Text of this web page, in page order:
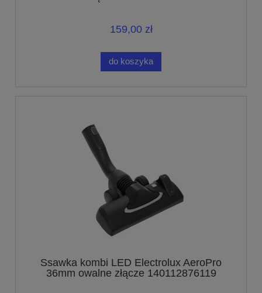
159,00 zł
do koszyka
Ssawka kombi LED Electrolux AeroPro
36mm owalne złącze 140112876119